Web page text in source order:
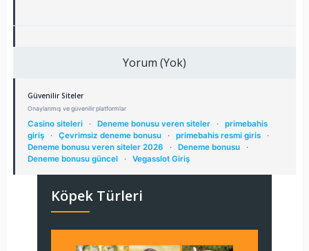
Yorum (Yok)
Güvenilir Siteler
Onaylanmış ve güvenilir platformlar
Casino siteleri · Deneme bonusu veren siteler ·
primebahis
giriş
· Çevrimsiz deneme bonusu · primebahis resmi giris
·
Deneme bonusu veren siteler 2026
· Deneme bonusu
·
Deneme bonusu güncel
· Vegasslot Giriş
Köpek Türleri